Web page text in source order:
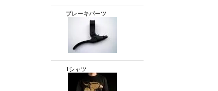
ブレーキパーツ
Tシャツ